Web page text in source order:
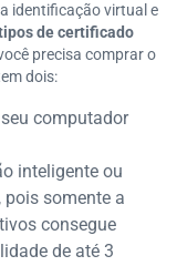
identificação virtual e
de certificado
precisa comprar o
dois:
computador
inteligente ou
pois somente a
consegue
de até 3